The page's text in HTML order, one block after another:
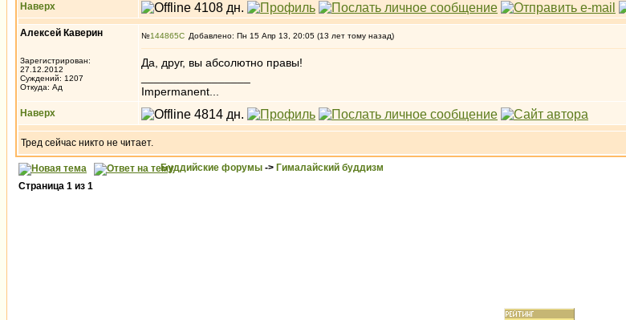
Наверх
Алексей Каверин
Зарегистрирован:
27.12.2012
Суждений: 1207
Откуда: Ад
№144865 Добавлено: Пн 15 Апр 13, 20:05 (13 лет тому назад)
Да, друг, вы абсолютно правы!
Impermanent...
Наверх
Тред сейчас никто не читает.
Буддийские форумы -> Гималайский буддизм
Страница 1 из 1